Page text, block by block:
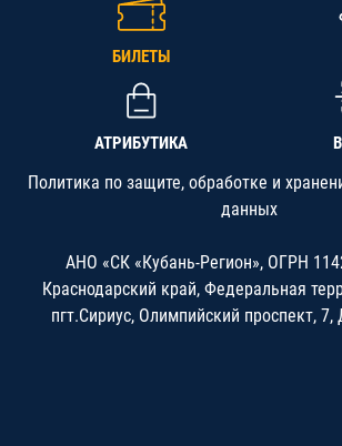
БИЛЕТЫ
АТРИБУТИКА
Политика по защите, обработке и
данных
АНО «СК «Кубань-Регион», ОГРН
Краснодарский край, Федеральная
пгт.Сириус, Олимпийский проспект,